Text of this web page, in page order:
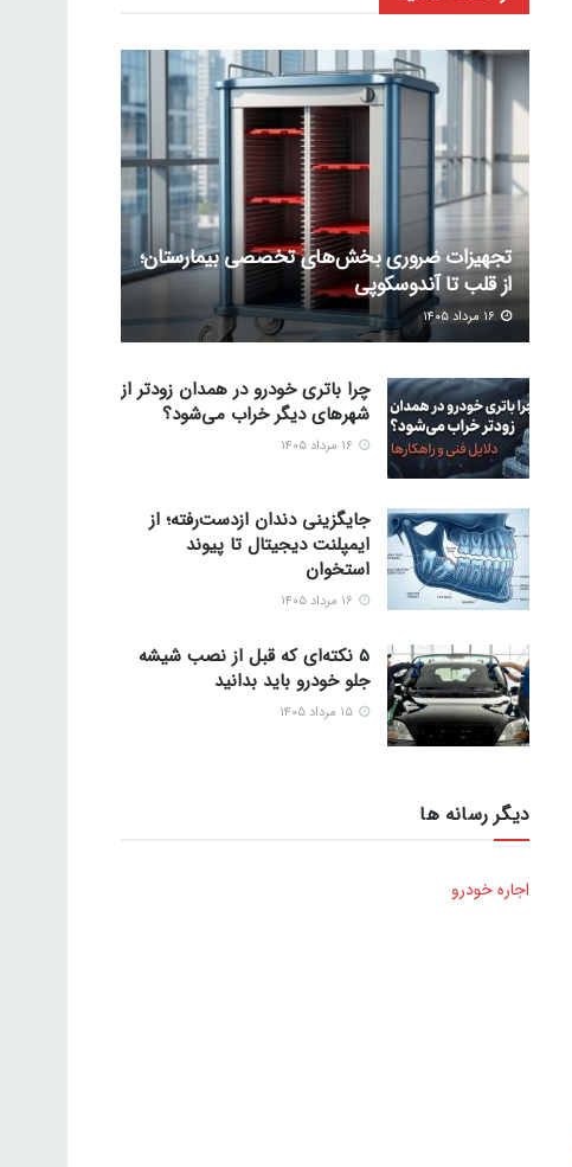
تجهیزات ضروری بخش‌های تخصصی بیمارستان؛
از قلب تا آندوسکوپی
چرا باتری خودرو در همدان زودتر از
شهرهای دیگر خراب می‌شود؟
جایگزینی دندان ازدست‌رفته؛ از
ایمپلنت دیجیتال تا پیوند
استخوان
5 نکته‌ای که قبل از نصب شیشه
جلو خودرو باید بدانید
دیگر رسانه ها
اجاره خودرو